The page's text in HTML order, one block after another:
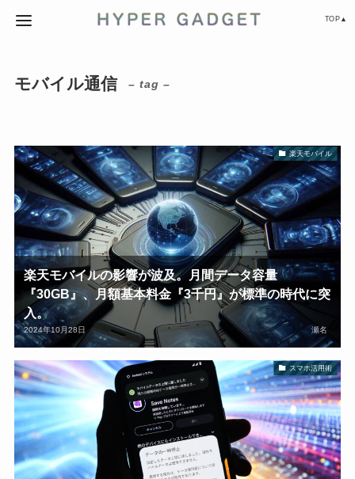
TOP▲
モバイル通信 – tag –
楽天モバイル
楽天モバイルの影響が波及。月間データ容量
『30GB』、月額基本料金『3千円』が標準の時代に突
入。
2024年10月28日 瀬名
スマホ活用術